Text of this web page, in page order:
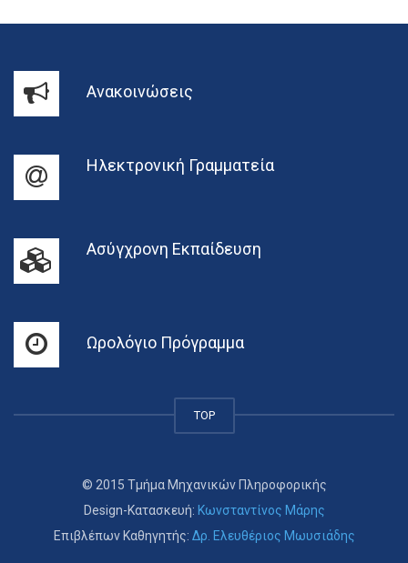
Ανακοινώσεις
Ηλεκτρονική Γραμματεία
Ασύγχρονη Εκπαίδευση
Ωρολόγιο Πρόγραμμα
TOP
© 2015 Τμήμα Μηχανικών Πληροφορικής
Design-Κατασκευή: Κωνσταντίνος Μάρης
Επιβλέπων Καθηγητής: Δρ. Ελευθέριος Μωυσιάδης